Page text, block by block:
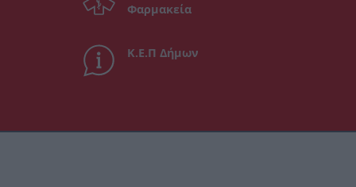
Φαρμακεία
Κ.Ε.Π Δήμων